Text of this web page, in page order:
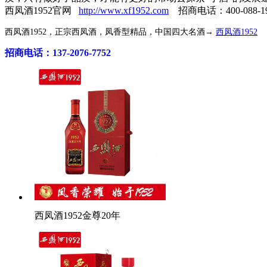
西凤酒1952官网 http://www.xf1952.com 招商电话：400-088-
西凤酒1952，正宗西凤酒，凤香型精品，中国四大名酒→ 西凤酒1952
招商电话：137-2076-7752
西凤酒1952金尊20年